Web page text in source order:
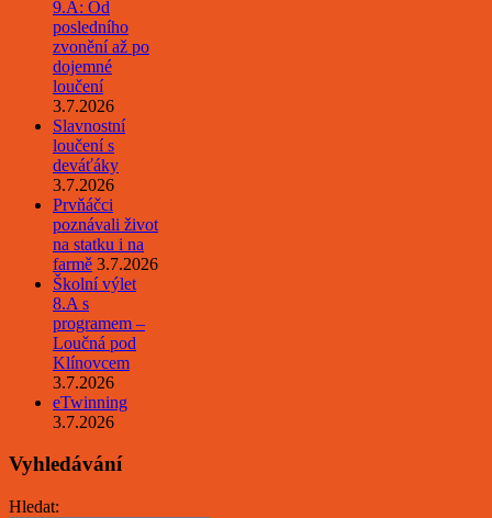
9.A: Od
posledního
zvonění až po
dojemné
loučení
3.7.2026
Slavnostní
loučení s
deváťáky
3.7.2026
Prvňáčci
poznávali život
na statku i na
farmě 3.7.2026
Školní výlet
8.A s
programem –
Loučná pod
Klínovcem
3.7.2026
eTwinning
3.7.2026
Vyhledávání
Hledat: